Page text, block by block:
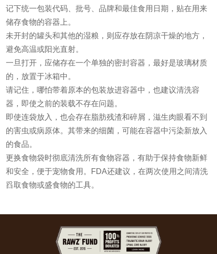
记下统一包装代码、批号、品牌和最佳食用日期，贴在用来
储存食物的容器上。
未开封的罐头和其他的湿粮，则应存放在阴凉干燥的地方，
避免高温或阳光直射。
一旦打开，应储存在一个单独的密封容器，最好是玻璃材质
的，放置于冰箱中。
请记住，哪怕带着原本的包装放进容器中，也建议清洗容
器，即使之前的装载不存在问题。
即使连袋放入，也会存在脂肪残渣和碎屑，滋生肉眼看不到
的害虫或病原体。其带来的细菌，可能在容器中污染新放入
的食品。
更换食物袋时彻底清洗所有食物容器，有助于保持食物新鲜
和安全，便于宠物食用。FDA还建议，在两次使用之间清洗
舀取食物或盛食物的工具。